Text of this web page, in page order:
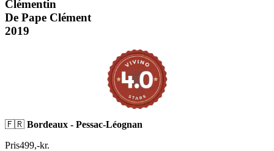
Clémentin
De Pape Clément
2019
🇫🇷 Bordeaux - Pessac-Léognan
Pris499,-kr.